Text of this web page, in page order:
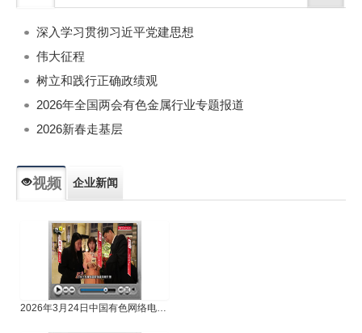
深入学习贯彻习近平党建思想
伟大征程
树立和践行正确政绩观
2026年全国两会有色金属行业专题报道
2026新春走基层
视频 企业新闻
2026年3月24日中国有色网络电视新闻